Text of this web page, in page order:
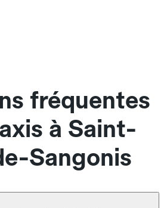
fréquentes
à Saint-
Sangonis